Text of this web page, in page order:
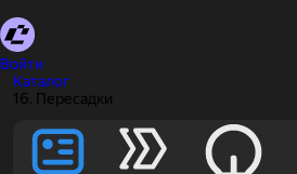
Войти
Каталог
16. Пересадки